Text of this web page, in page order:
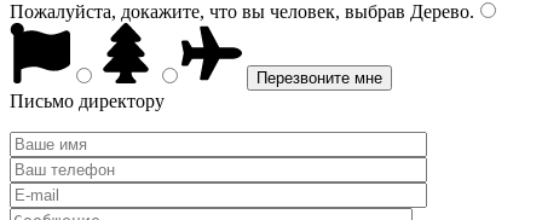
Пожалуйста, докажите, что вы человек, выбрав Дерево.
Письмо директору